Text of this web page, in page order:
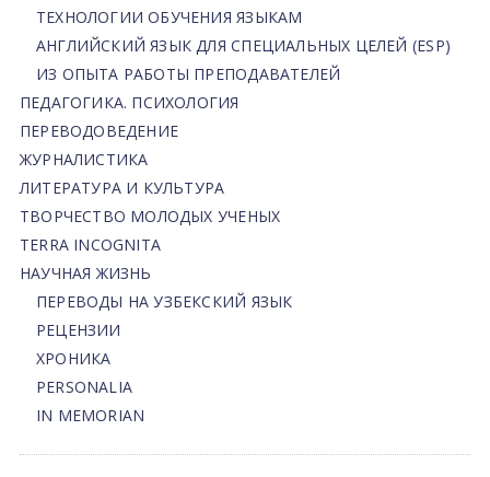
ТЕХНОЛОГИИ ОБУЧЕНИЯ ЯЗЫКАМ
АНГЛИЙСКИЙ ЯЗЫК ДЛЯ СПЕЦИАЛЬНЫХ ЦЕЛЕЙ (ESP)
ИЗ ОПЫТА РАБОТЫ ПРЕПОДАВАТЕЛЕЙ
ПЕДАГОГИКА. ПСИХОЛОГИЯ
ПЕРЕВОДОВЕДЕНИЕ
ЖУРНАЛИСТИКА
ЛИТЕРАТУРА И КУЛЬТУРА
ТВОРЧЕСТВО МОЛОДЫХ УЧЕНЫХ
TERRA INCOGNITA
НАУЧНАЯ ЖИЗНЬ
ПЕРЕВОДЫ НА УЗБЕКСКИЙ ЯЗЫК
РЕЦЕНЗИИ
ХРОНИКА
PERSONALIA
IN MEMORIAN